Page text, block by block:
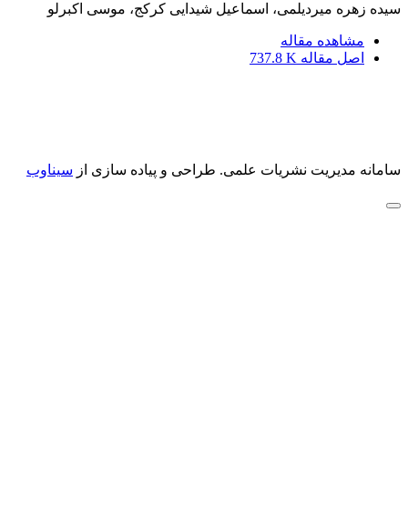
سیده زهره میردیلمی، اسماعیل شیدایی کرکج، موسی اکبرلو
مشاهده مقاله
اصل مقاله 737.8 K
سامانه مدیریت نشریات علمی. طراحی و پیاده سازی از سیناوب